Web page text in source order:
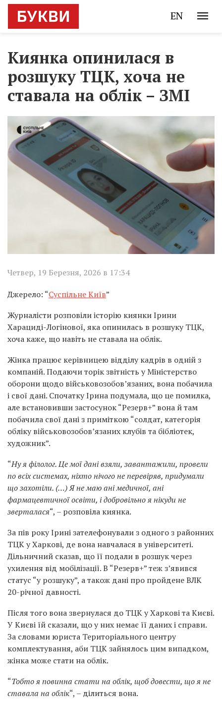
EN
Киянка опинилася в
розшуку ТЦК, хоча не
ставала на облік – ЗМІ
Четвер, 19 Березня, 2026 в 17:34
Джерело: “Суспільне Київ”
Журналісти розповіли історію киянки Ірини
Харациді-Логінової, яка опинилась в розшуку ТЦК,
хоча каже, що навіть не ставала на облік.
Жінка працює керівницею відділу кадрів в одній з
компаній. Подаючи торік звітність у Міністерство
оборони щодо військовозобов’язаних, вона побачила
і свої дані. Спочатку Ірина подумала, що це помилка,
але встановивши застосунок “Резерв+” вона й там
побачила свої дані з приміткою “солдат, категорія
обліку військовозобов’язаних клубів та бібліотек,
художник”.
“Ну я філолог. Це мої дані взяли, завантажили, провели
по всіх системах, ніхто нічого не перевіряв, придумали
що захотіли. (…) Я не маю ані медичної, ані
фармацевтичної освіти, і добровільно я нікуди не
зверталася“, – розповіла киянка.
За пів року Ірині зателефонували з одного з районних
ТЦК у Харкові, де вона навчалася в університеті.
Дільничний сказав, що її подали в розшук через
ухилення від мобілізації. В “Резерв+” теж з’явився
статус “у розшуку”, а також дані про пройдене ВЛК
20-річної давності.
Після того вона звернулася до ТЦК у Харкові та Києві.
У Києві їй сказали, що у них немає її даних і справи.
За словами юриста Територіального центру
комплектування, аби ТЦК зайнялось цим випадком,
жінка може стати на облік.
“Тобто я повинна стати на облік, щоб довести, що я не
ставала на облік“, – ділиться вона.